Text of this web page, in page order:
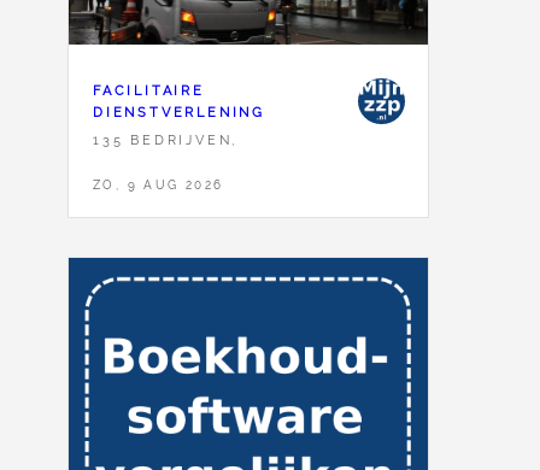
FACILITAIRE
DIENSTVERLENING
135 BEDRIJVEN,
ZO, 9 AUG 2026